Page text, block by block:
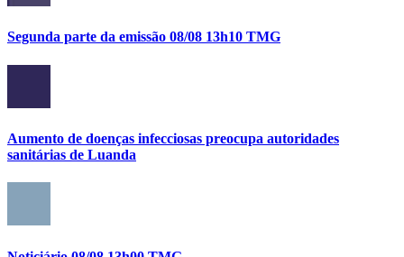
Segunda parte da emissão 08/08 13h10 TMG
Aumento de doenças infecciosas preocupa autoridades
sanitárias de Luanda